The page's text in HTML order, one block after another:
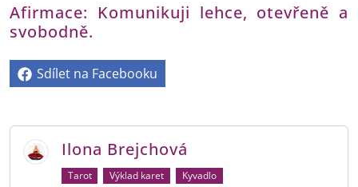
Afirmace: Komunikuji lehce, otevřeně a
svobodně.
Sdílet na Facebooku
Ilona Brejchová
Tarot Výklad karet Kyvadlo